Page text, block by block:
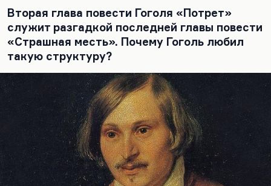
медик прививает себе оспу, чтобы проследить за
симптомами и заразить ей болезни. Вот
«Портрет». Художник доступен злу именно
потому, что…
Вторая глава повести Гоголя «Потрет»
служит разгадкой последней главы повести
«Страшная месть». Почему Гоголь любил
такую структуру?